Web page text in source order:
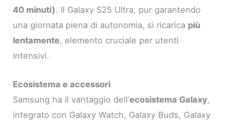
40 minuti). Il Galaxy S25 Ultra, pur garantendo
una giornata piena di autonomia, si ricarica più
lentamente, elemento cruciale per utenti
intensivi.
Ecosistema e accessori
Samsung ha il vantaggio dell’ecosistema Galaxy,
integrato con Galaxy Watch, Galaxy Buds, Galaxy